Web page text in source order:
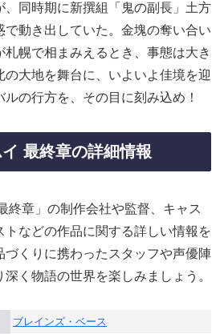
、同時期に新撰組「鬼の副長」土方
で動き出していた。金塊の奪い合い
札幌で相まみえるとき、事態は大き
の大地を舞台に、いよいよ佳境を迎
の行方を、その目に刻み込め！
最終章の詳細情報
終章」の制作会社や監督、キャス
トなどの作品に関する詳しい情報を
づくりに携わったスタッフや声優陣
く物語の世界を楽しみましょう。
ブレインズ・ベース